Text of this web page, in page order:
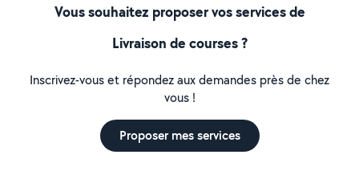
Vous souhaitez proposer vos services de
Livraison de courses ?
Inscrivez-vous et répondez aux demandes près de chez
vous !
Proposer mes services